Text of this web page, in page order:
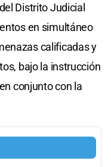
Distrito Judicial
en simultáneo
calificadas y
bajo la instrucción
conjunto con la